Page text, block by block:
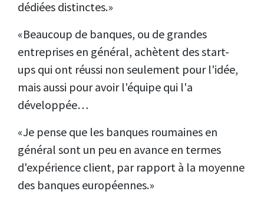
dédiées distinctes.»
«Beaucoup de banques, ou de grandes
entreprises en général, achètent des start-
ups qui ont réussi non seulement pour l'idée,
mais aussi pour avoir l'équipe qui l'a
développée…
«Je pense que les banques roumaines en
général sont un peu en avance en termes
d'expérience client, par rapport à la moyenne
des banques européennes.»